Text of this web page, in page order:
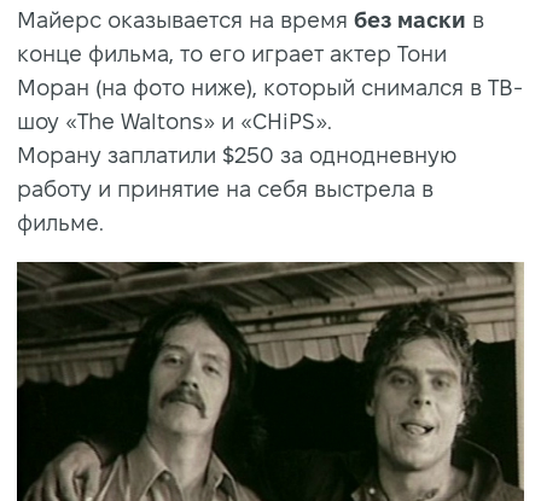
Майерс оказывается на время без маски в
конце фильма, то его играет актер Тони
Моран (на фото ниже), который снимался в ТВ-
шоу «The Waltons» и «CHiPS».
Морану заплатили $250 за однодневную
работу и принятие на себя выстрела в
фильме.